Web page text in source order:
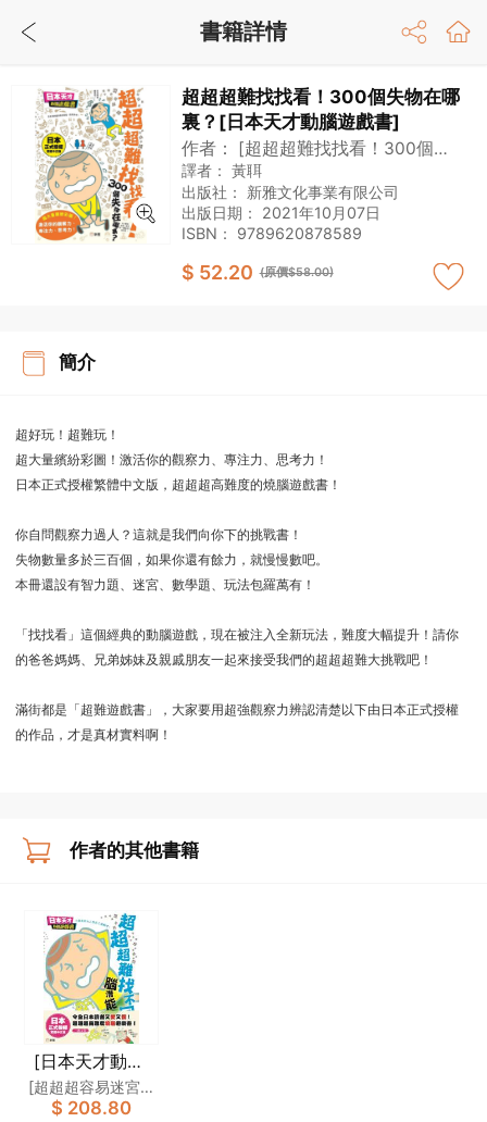
超超超難找找看！300個失物在哪
裏？[日本天才動腦遊戲書]
作者：
[超超超難找找看！300個失
物在哪裏？]製作委員會
譯者： 黃聑
出版社： 新雅文化事業有限公司
出版日期： 2021年10月07日
ISBN： 9789620878589
$ 52.20 (原價$58.00)
簡介
超好玩！超難玩！
超大量繽紛彩圖！激活你的觀察力、專注力、思考力！
日本正式授權繁體中文版，超超超高難度的燒腦遊戲書！
你自問觀察力過人？這就是我們向你下的挑戰書！
失物數量多於三百個，如果你還有餘力，就慢慢數吧。
本冊還設有智力題、迷宮、數學題、玩法包羅萬有！
「找找看」這個經典的動腦遊戲，現在被注入全新玩法，難度大幅提升！請你
的爸爸媽媽、兄弟姊妹及親戚朋友一起來接受我們的超超超難大挑戰吧！
滿街都是「超難遊戲書」，大家要用超強觀察力辨認清楚以下由日本正式授權
的作品，才是真材實料啊！
作者的其他書籍
[日本天才動腦
遊戲書]一套4冊
[超超超容易迷宮？
腦力大對決]製作委
$ 208.80
書籍詳情